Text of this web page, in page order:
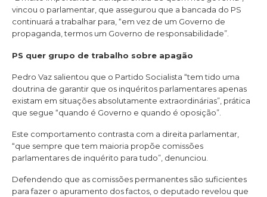
vincou o parlamentar, que assegurou que a bancada do PS
continuará a trabalhar para, “em vez de um Governo de
propaganda, termos um Governo de responsabilidade”.
PS quer grupo de trabalho sobre apagão
Pedro Vaz salientou que o Partido Socialista “tem tido uma
doutrina de garantir que os inquéritos parlamentares apenas
existam em situações absolutamente extraordinárias”, prática
que segue “quando é Governo e quando é oposição”.
Este comportamento contrasta com a direita parlamentar,
“que sempre que tem maioria propõe comissões
parlamentares de inquérito para tudo”, denunciou.
Defendendo que as comissões permanentes são suficientes
para fazer o apuramento dos factos, o deputado revelou que